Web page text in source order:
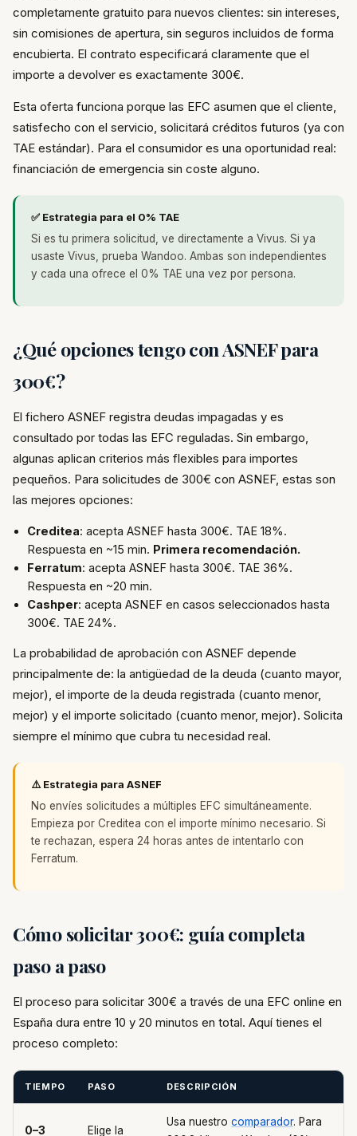
completamente gratuito para nuevos clientes: sin intereses,
sin comisiones de apertura, sin seguros incluidos de forma
encubierta. El contrato especificará claramente que el
importe a devolver es exactamente 300€.
Esta oferta funciona porque las EFC asumen que el cliente,
satisfecho con el servicio, solicitará créditos futuros (ya con
TAE estándar). Para el consumidor es una oportunidad real:
financiación de emergencia sin coste alguno.
✅ Estrategia para el 0% TAE
Si es tu primera solicitud, ve directamente a Vivus. Si ya
usaste Vivus, prueba Wandoo. Ambas son independientes
y cada una ofrece el 0% TAE una vez por persona.
¿Qué opciones tengo con ASNEF para
300€?
El fichero ASNEF registra deudas impagadas y es
consultado por todas las EFC reguladas. Sin embargo,
algunas aplican criterios más flexibles para importes
pequeños. Para solicitudes de 300€ con ASNEF, estas son
las mejores opciones:
Creditea: acepta ASNEF hasta 300€. TAE 18%.
Respuesta en ~15 min. Primera recomendación.
Ferratum: acepta ASNEF hasta 300€. TAE 36%.
Respuesta en ~20 min.
Cashper: acepta ASNEF en casos seleccionados hasta
300€. TAE 24%.
La probabilidad de aprobación con ASNEF depende
principalmente de: la antigüedad de la deuda (cuanto mayor,
mejor), el importe de la deuda registrada (cuanto menor,
mejor) y el importe solicitado (cuanto menor, mejor). Solicita
siempre el mínimo que cubra tu necesidad real.
⚠️ Estrategia para ASNEF
No envíes solicitudes a múltiples EFC simultáneamente.
Empieza por Creditea con el importe mínimo necesario. Si
te rechazan, espera 24 horas antes de intentarlo con
Ferratum.
Cómo solicitar 300€: guía completa
paso a paso
El proceso para solicitar 300€ a través de una EFC online en
España dura entre 10 y 20 minutos en total. Aquí tienes el
proceso completo:
TIEMPO PASO DESCRIPCIÓN
0–3
Elige la
Usa nuestro comparador. Para